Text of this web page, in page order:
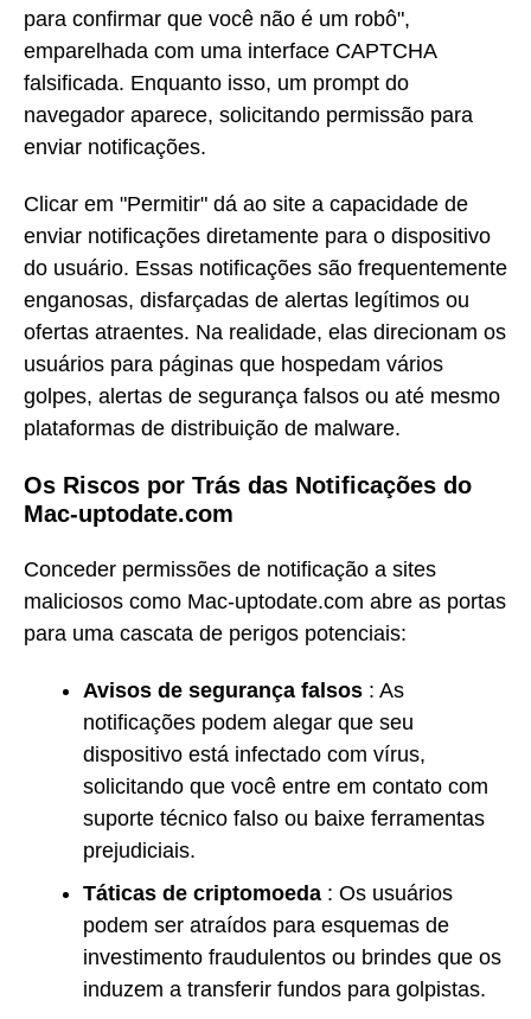
para confirmar que você não é um robô",
emparelhada com uma interface CAPTCHA
falsificada. Enquanto isso, um prompt do
navegador aparece, solicitando permissão para
enviar notificações.
Clicar em "Permitir" dá ao site a capacidade de
enviar notificações diretamente para o dispositivo
do usuário. Essas notificações são frequentemente
enganosas, disfarçadas de alertas legítimos ou
ofertas atraentes. Na realidade, elas direcionam os
usuários para páginas que hospedam vários
golpes, alertas de segurança falsos ou até mesmo
plataformas de distribuição de malware.
Os Riscos por Trás das Notificações do
Mac-uptodate.com
Conceder permissões de notificação a sites
maliciosos como Mac-uptodate.com abre as portas
para uma cascata de perigos potenciais:
Avisos de segurança falsos : As
notificações podem alegar que seu
dispositivo está infectado com vírus,
solicitando que você entre em contato com
suporte técnico falso ou baixe ferramentas
prejudiciais.
Táticas de criptomoeda : Os usuários
podem ser atraídos para esquemas de
investimento fraudulentos ou brindes que os
induzem a transferir fundos para golpistas.